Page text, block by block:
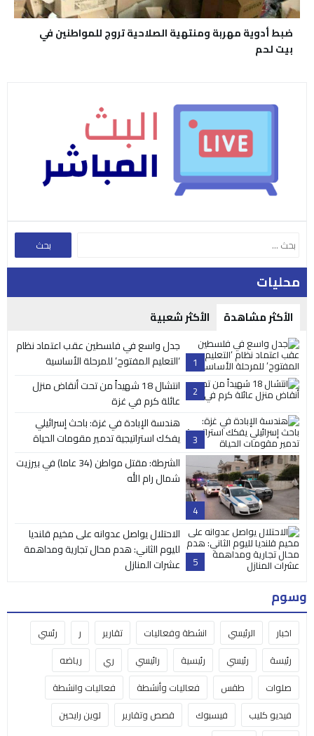
ضبط أدوية مهربة ومنتهية الصلاحية تروج للمواطنين في
بيت لحم
محليات
الأكثر مشاهدة الأكثر شعبية
1
جدل واسع في فلسطين عقب اعتماد نظام
‘التعليم المفتوح’ للمرحلة الأساسية
2
انتشال 18 شهيداً من تحت أنقاض منزل
عائلة كرم في غزة
3
هندسة الإبادة في غزة: باحث إسرائيلي
يفكك استراتيجية تدمير مقومات الحياة
4
الشرطة: مقتل مواطن (34 عاما) في بيرزيت
شمال رام الله
5
الاحتلال يواصل عدوانه على مخيم قلنديا
لليوم الثاني: هدم محال تجارية ومداهمة
عشرات المنازل
وسوم
اخبار الرئيسي انشطة وفعاليات تقارير ر
رئسي
رئيسة
رئيسي رئيسية رائيسي ري
رياضه
صلوات
طقس فعاليات وأنشطة
فعاليات وانشطة
فيديو كليب
فيسبوك قصص وتقارير
لوين رايحين